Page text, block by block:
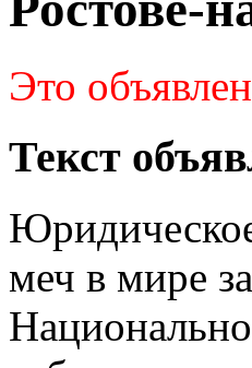
Это
Текст
меч в мире